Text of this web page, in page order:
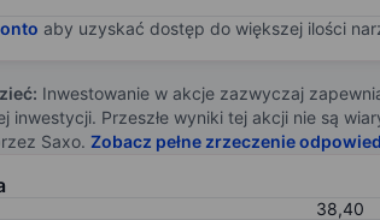
aby uzyskać dostęp do większej ilości
Inwestowanie w akcje zazwyczaj
inwestycji. Przeszłe wyniki tej akcji nie są
Saxo. Zobacz pełne zrzeczenie
38,40